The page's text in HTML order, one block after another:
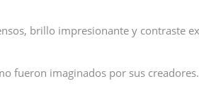
brillo impresionante y contraste
fueron imaginados por sus creadores.